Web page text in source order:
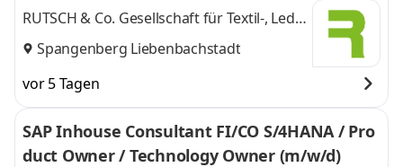
RUTSCH & Co. Gesellschaft für Textil-, Leder
u. Kunststoffv
Spangenberg Liebenbachstadt
vor 5 Tagen
SAP Inhouse Consultant FI/CO S/4HANA / Pro
duct Owner / Technology Owner (m/w/d)